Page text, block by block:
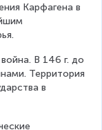
Карфагена в
В 146 г. до
Территория
в